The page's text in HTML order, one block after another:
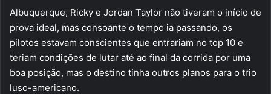
Albuquerque, Ricky e Jordan Taylor não tiveram o início de
prova ideal, mas consoante o tempo ia passando, os
pilotos estavam conscientes que entrariam no top 10 e
teriam condições de lutar até ao final da corrida por uma
boa posição, mas o destino tinha outros planos para o trio
luso-americano.